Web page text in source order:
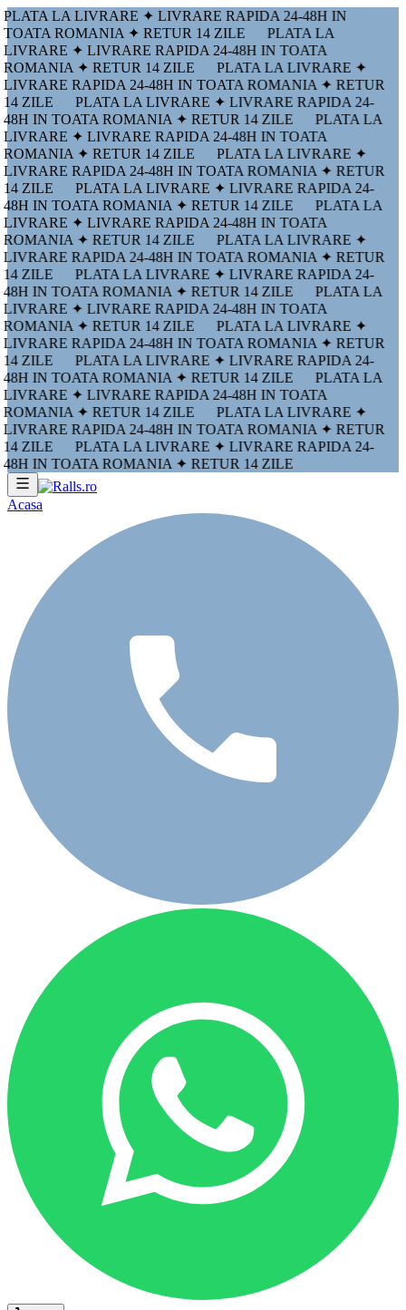
PLATA LA LIVRARE ✦ LIVRARE RAPIDA 24-48H IN
TOATA ROMANIA ✦ RETUR 14 ZILE
PLATA LA
LIVRARE ✦ LIVRARE RAPIDA 24-48H IN TOATA
ROMANIA ✦ RETUR 14 ZILE
PLATA LA LIVRARE ✦
LIVRARE RAPIDA 24-48H IN TOATA ROMANIA ✦ RETUR
14 ZILE
PLATA LA LIVRARE ✦ LIVRARE RAPIDA 24-
48H IN TOATA ROMANIA ✦ RETUR 14 ZILE
PLATA LA
LIVRARE ✦ LIVRARE RAPIDA 24-48H IN TOATA
ROMANIA ✦ RETUR 14 ZILE
PLATA LA LIVRARE ✦
LIVRARE RAPIDA 24-48H IN TOATA ROMANIA ✦ RETUR
14 ZILE
PLATA LA LIVRARE ✦ LIVRARE RAPIDA 24-
48H IN TOATA ROMANIA ✦ RETUR 14 ZILE
PLATA LA
LIVRARE ✦ LIVRARE RAPIDA 24-48H IN TOATA
ROMANIA ✦ RETUR 14 ZILE
PLATA LA LIVRARE ✦
LIVRARE RAPIDA 24-48H IN TOATA ROMANIA ✦ RETUR
14 ZILE
PLATA LA LIVRARE ✦ LIVRARE RAPIDA 24-
48H IN TOATA ROMANIA ✦ RETUR 14 ZILE
PLATA LA
LIVRARE ✦ LIVRARE RAPIDA 24-48H IN TOATA
ROMANIA ✦ RETUR 14 ZILE
PLATA LA LIVRARE ✦
LIVRARE RAPIDA 24-48H IN TOATA ROMANIA ✦ RETUR
14 ZILE
PLATA LA LIVRARE ✦ LIVRARE RAPIDA 24-
48H IN TOATA ROMANIA ✦ RETUR 14 ZILE
PLATA LA
LIVRARE ✦ LIVRARE RAPIDA 24-48H IN TOATA
ROMANIA ✦ RETUR 14 ZILE
PLATA LA LIVRARE ✦
LIVRARE RAPIDA 24-48H IN TOATA ROMANIA ✦ RETUR
14 ZILE
PLATA LA LIVRARE ✦ LIVRARE RAPIDA 24-
48H IN TOATA ROMANIA ✦ RETUR 14 ZILE
Acasa